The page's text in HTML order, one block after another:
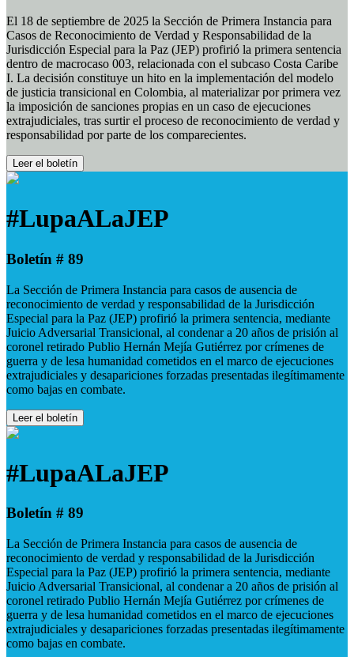
El 18 de septiembre de 2025 la Sección de Primera Instancia para
Casos de Reconocimiento de Verdad y Responsabilidad de la
Jurisdicción Especial para la Paz (JEP) profirió la primera sentencia
dentro de macrocaso 003, relacionada con el subcaso Costa Caribe
I. La decisión constituye un hito en la implementación del modelo
de justicia transicional en Colombia, al materializar por primera vez
la imposición de sanciones propias en un caso de ejecuciones
extrajudiciales, tras surtir el proceso de reconocimiento de verdad y
responsabilidad por parte de los comparecientes.
Leer el boletín
#LupaALaJEP
Boletín # 89
La Sección de Primera Instancia para casos de ausencia de
reconocimiento de verdad y responsabilidad de la Jurisdicción
Especial para la Paz (JEP) profirió la primera sentencia, mediante
Juicio Adversarial Transicional, al condenar a 20 años de prisión al
coronel retirado Publio Hernán Mejía Gutiérrez por crímenes de
guerra y de lesa humanidad cometidos en el marco de ejecuciones
extrajudiciales y desapariciones forzadas presentadas ilegítimamente
como bajas en combate.
Leer el boletín
#LupaALaJEP
Boletín # 89
La Sección de Primera Instancia para casos de ausencia de
reconocimiento de verdad y responsabilidad de la Jurisdicción
Especial para la Paz (JEP) profirió la primera sentencia, mediante
Juicio Adversarial Transicional, al condenar a 20 años de prisión al
coronel retirado Publio Hernán Mejía Gutiérrez por crímenes de
guerra y de lesa humanidad cometidos en el marco de ejecuciones
extrajudiciales y desapariciones forzadas presentadas ilegítimamente
como bajas en combate.